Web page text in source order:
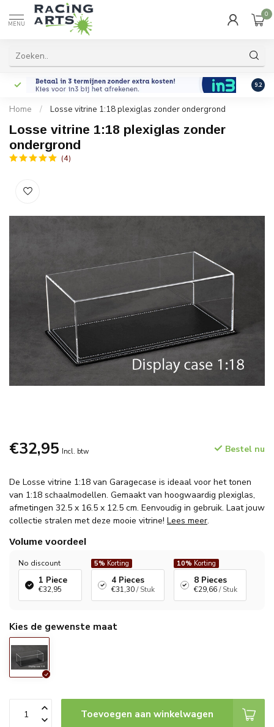
MENU
0
9.2
Home / Losse vitrine 1:18 plexiglas zonder ondergrond
Losse vitrine 1:18 plexiglas zonder
ondergrond
(4)
€32,95 Incl. btw Bestel nu
De Losse vitrine 1:18 van Garagecase is ideaal voor het tonen
van 1:18 schaalmodellen. Gemaakt van hoogwaardig plexiglas,
afmetingen 32.5 x 16.5 x 12.5 cm. Eenvoudig in gebruik. Laat jouw
collectie stralen met deze mooie vitrine! Lees meer.
Volume voordeel
No discount
1 Piece
€32,95
5% Korting
4 Pieces
€31,30 / Stuk
10% Korting
8 Pieces
€29,66 / Stuk
Kies de gewenste maat
Toevoegen aan winkelwagen